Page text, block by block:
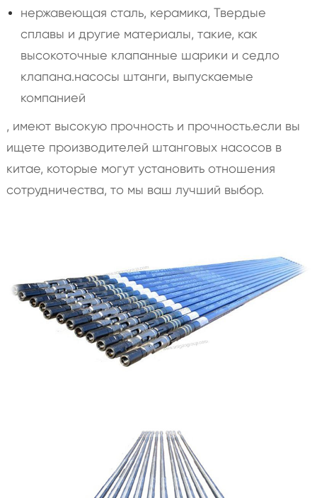
нержавеющая сталь, керамика, Твердые
сплавы и другие материалы, такие, как
высокоточные клапанные шарики и седло
клапана.насосы штанги, выпускаемые
компанией
, имеют высокую прочность и прочность.если вы
ищете производителей штанговых насосов в
китае, которые могут установить отношения
сотрудничества, то мы ваш лучший выбор.